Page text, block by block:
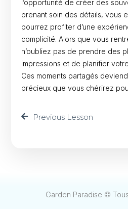
l’opportunité de créer des
prenant soin des détails, vous
pourrez profiter d’une
complicité. Alors que vous
n’oubliez pas de prendre des
impressions et de planifier
Ces moments partagés
précieux que vous chérirez
Previous Lesson
Garden Paradise ©